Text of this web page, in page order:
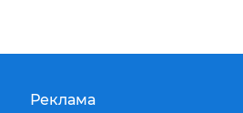
Реклама